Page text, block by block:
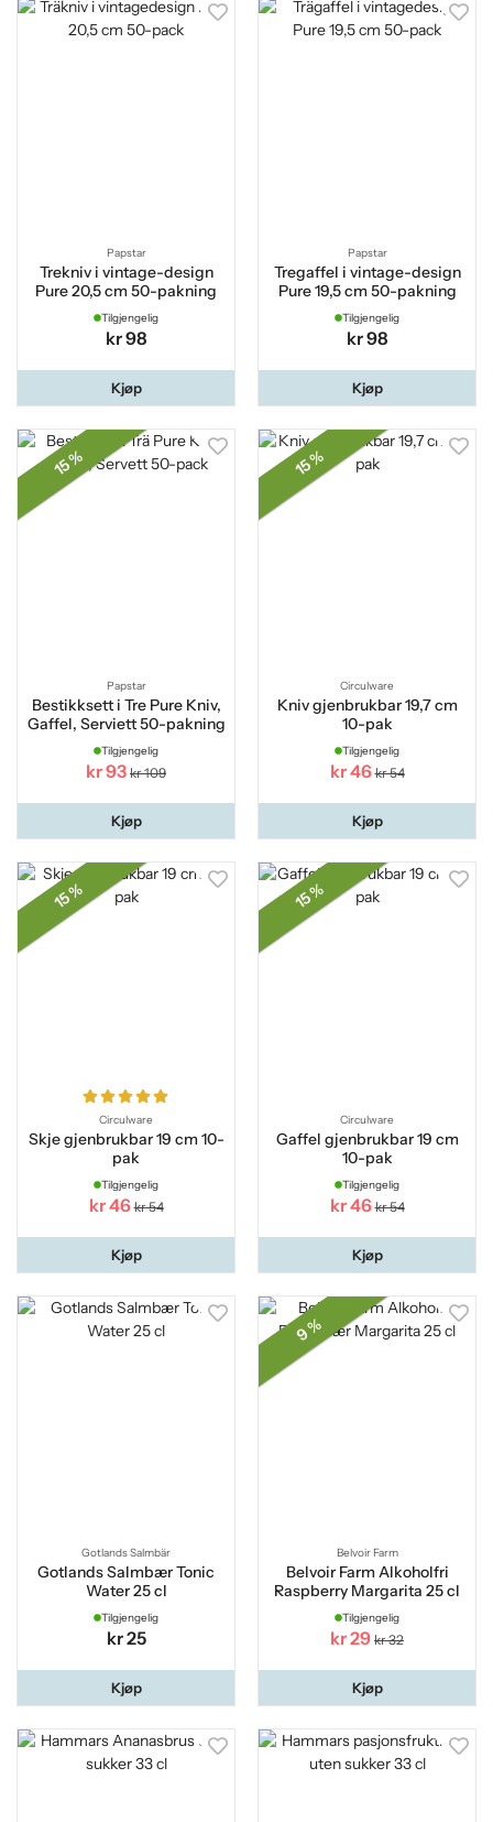
Papstar
Trekniv i vintage-design
Pure 20,5 cm 50-pakning
Tilgjengelig
kr 98
Kjøp
Papstar
Tregaffel i vintage-design
Pure 19,5 cm 50-pakning
Tilgjengelig
kr 98
Kjøp
15 %
Papstar
Bestikksett i Tre Pure Kniv,
Gaffel, Serviett 50-pakning
Tilgjengelig
kr 93 kr 109
Kjøp
15 %
Circulware
Kniv gjenbrukbar 19,7 cm
10-pak
Tilgjengelig
kr 46 kr 54
Kjøp
15 %
Circulware
Skje gjenbrukbar 19 cm 10-
pak
Tilgjengelig
kr 46 kr 54
Kjøp
15 %
Circulware
Gaffel gjenbrukbar 19 cm
10-pak
Tilgjengelig
kr 46 kr 54
Kjøp
Gotlands Salmbär
Gotlands Salmbær Tonic
Water 25 cl
Tilgjengelig
kr 25
Kjøp
9 %
Belvoir Farm
Belvoir Farm Alkoholfri
Raspberry Margarita 25 cl
Tilgjengelig
kr 29 kr 32
Kjøp